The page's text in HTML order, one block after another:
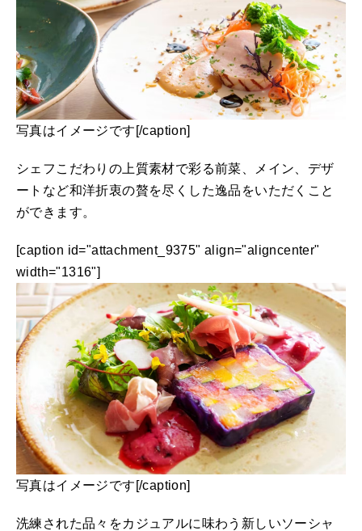
写真はイメージです[/caption]
シェフこだわりの上質素材で彩る前菜、メイン、デザ
ートなど和洋折衷の贅を尽くした逸品をいただくこと
ができます。
[caption id="attachment_9375" align="aligncenter"
width="1316"]
写真はイメージです[/caption]
洗練された品々をカジュアルに味わう新しいソーシャ